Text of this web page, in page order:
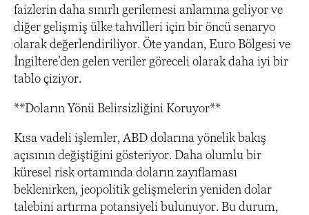
faizlerin daha sınırlı gerilemesi anlamına geliyor ve
diğer gelişmiş ülke tahvilleri için bir öncü senaryo
olarak değerlendiriliyor. Öte yandan, Euro Bölgesi ve
İngiltere’den gelen veriler göreceli olarak daha iyi bir
tablo çiziyor.
**Doların Yönü Belirsizliğini Koruyor**
Kısa vadeli işlemler, ABD dolarına yönelik bakış
açısının değiştiğini gösteriyor. Daha olumlu bir
küresel risk ortamında doların zayıflaması
beklenirken, jeopolitik gelişmelerin yeniden dolar
talebini artırma potansiyeli bulunuyor. Bu durum,